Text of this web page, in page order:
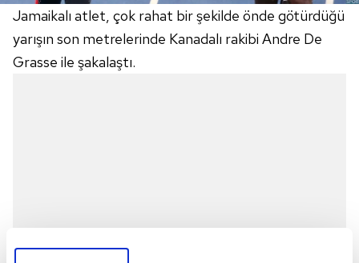
Jamaikalı atlet, çok rahat bir şekilde önde götürdüğü
yarışın son metrelerinde Kanadalı rakibi Andre De
Grasse ile şakalaştı.